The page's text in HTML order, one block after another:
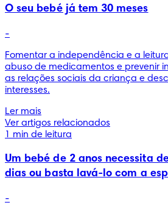
O seu bebé já tem 30 meses
-
Fomentar a independência e a
abuso de medicamentos e prevenir
as relações sociais da criança e
interesses.
Ler mais
Ver artigos relacionados
1 min de leitura
Um bebé de 2 anos necessita
dias ou basta lavá-lo com a
-